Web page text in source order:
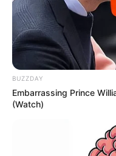
BUZZDAY
Embarrassing Prince
(Watch)